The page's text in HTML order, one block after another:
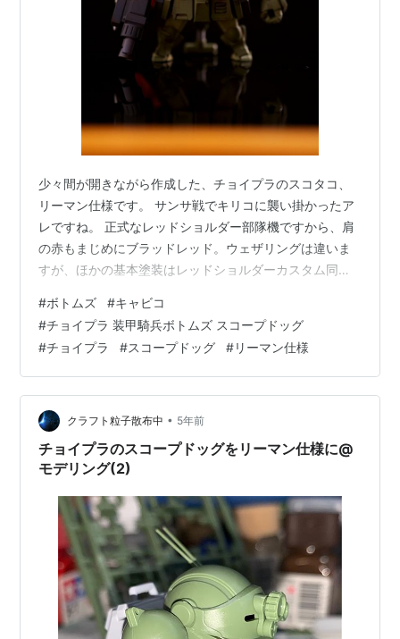
少々間が開きながら作成した、チョイプラのスコタコ、
リーマン仕様です。 サンサ戦でキリコに襲い掛かったア
レですね。 正式なレッドショルダー部隊機ですから、肩
の赤もまじめにブラッドレッド。ウェザリングは違いま
すが、ほかの基本塗装はレッドショルダーカスタム同様
ン機ですが、実はターボカスタムではなく通常のスコタ
コ。このキャビコのスコタコは、足のスタイルを変える
とつまらなくなってしまうので、ターボカスタム化はち
ょっと躊躇しますね・・・（考えなくはないんですが）
肩のスモーク弾ポッドはブログでも書きましたが、大き
めに。シルエットとして、逆三角形のボリュー…
#ボトムズ #キャビコ
#チョイプラ 装甲騎兵ボトムズ スコープドッグ
#チョイプラ #スコープドッグ #リーマン仕様
クラフト粒子散布中 • 5年前
チョイプラのスコープドッグをリーマン仕様に@
モデリング(2)